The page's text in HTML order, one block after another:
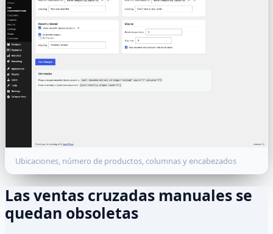
Ubicaciones, número de productos, columnas y encabezados
Las ventas cruzadas manuales se
quedan obsoletas